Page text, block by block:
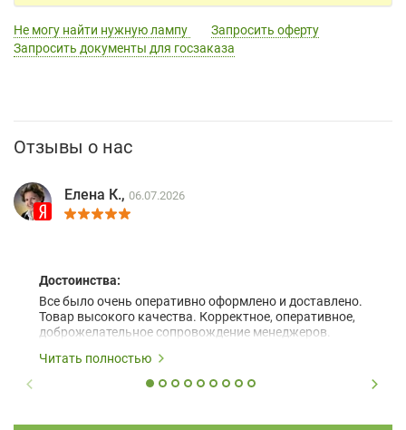
Не могу найти нужную лампу
Запросить оферту
Запросить документы для госзаказа
Отзывы о нас
Елена К., 06.07.2026
Достоинства:
Все было очень оперативно оформлено и доставлено.
Товар высокого качества. Корректное, оперативное,
доброжелательное сопровождение менеджеров.
Читать полностью